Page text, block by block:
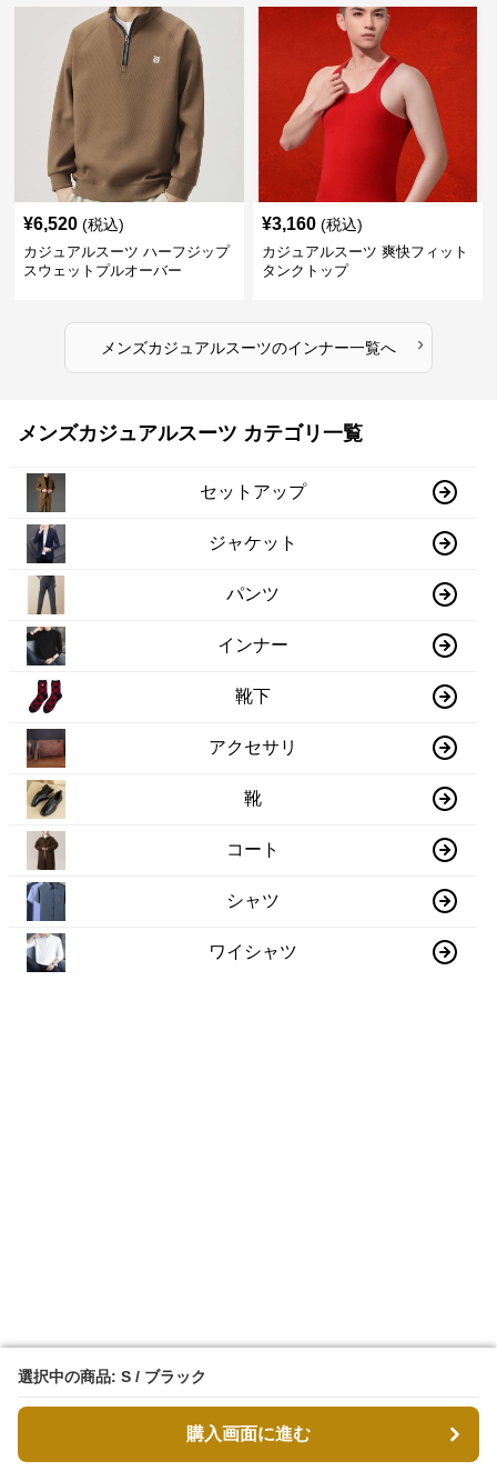
選択中の商品: S / ブラック
購入画面に進む
選択中の商品: S / ブラック
購入画面に進む
¥6,520 (税込)
カジュアルスーツ ハーフジップ
スウェットプルオーバー
¥3,160 (税込)
カジュアルスーツ 爽快フィット
タンクトップ
メンズカジュアルスーツのインナー一覧へ ›
メンズカジュアルスーツ カテゴリ一覧
セットアップ
ジャケット
パンツ
インナー
靴下
アクセサリ
靴
コート
シャツ
ワイシャツ